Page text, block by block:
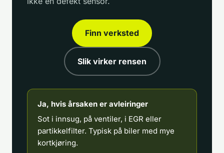
Finn verksted
Slik virker rensen
Ja, hvis årsaken er avleiringer
Sot i innsug, på ventiler, i EGR eller
partikkelfilter. Typisk på biler med mye
kortkjøring.